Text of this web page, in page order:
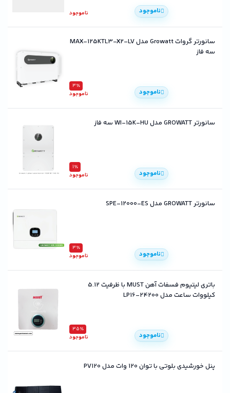
ناموجود ناموجود
سانورتر گروات Growatt مدل MAX-125KTL3-X2-LV
سه فاز
3٪
ناموجود ناموجود
سانورتر GROWATT مدل WI-15K-HU سه فاز
1٪
ناموجود ناموجود
سانورتر GROWATT مدل SPE-12000-ES
3٪
ناموجود ناموجود
باتری لیتیوم فسفات آهن MUST با ظرفیت 5.12
کیلووات ساعت مدل LP16-24200
35٪
ناموجود ناموجود
پنل خورشیدی بلوتی با توان 120 وات مدل PV120